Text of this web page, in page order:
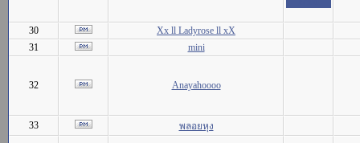
30
Xx ll Ladyrose ll xX
31
mini
32 Anayahoooo
33 พลอยหุง